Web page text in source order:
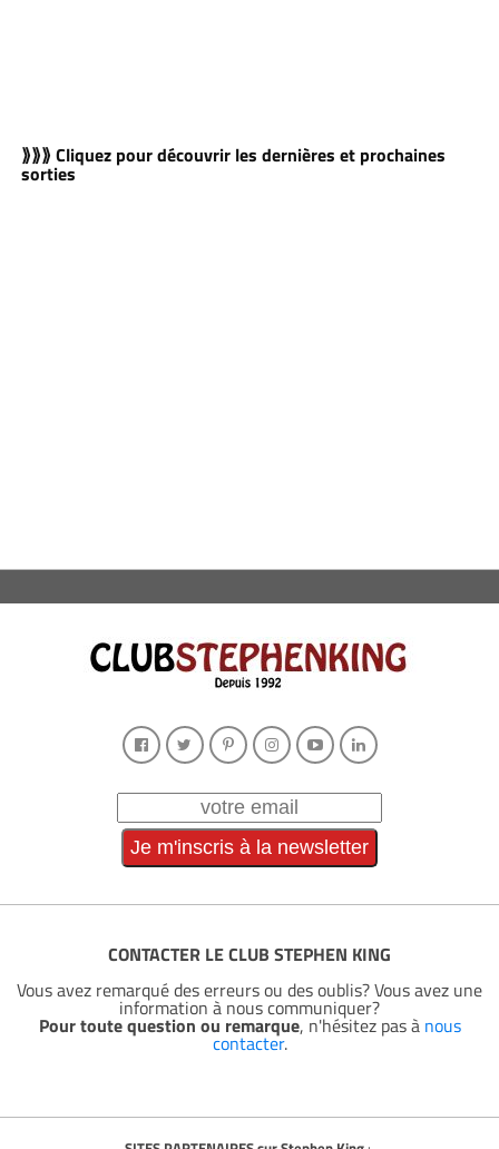
⟫⟫⟫ Cliquez pour découvrir les dernières et prochaines
sorties
CONTACTER LE CLUB STEPHEN KING
Vous avez remarqué des erreurs ou des oublis? Vous avez une
information à nous communiquer?
Pour toute question ou remarque, n'hésitez pas à nous
contacter.